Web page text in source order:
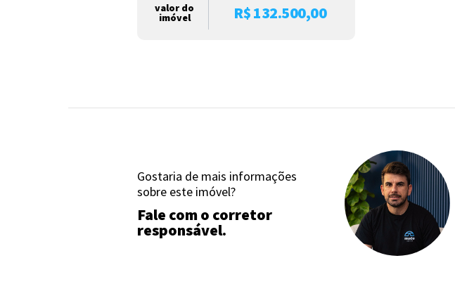
valor do
imóvel R$ 132.500,00
Gostaria de mais informações
sobre este imóvel?
Fale com o corretor
responsável.